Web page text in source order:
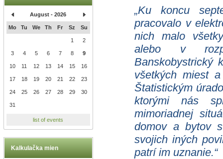
August - 2026
Mo Tu We Th Fr Sz Su
1 2
3 4 5 6 7 8 9
10 11 12 13 14 15 16
17 18 19 20 21 22 23
24 25 26 27 28 29 30
31
list of events
Kalkulačka mien
„Ku koncu
pracovalo v
nich malo
alebo v
Banskobystrický
všetkých miest
Štatistickým
ktorými nás
mimoriadnej
domov a bytov
svojich iných
patrí im uznanie.“